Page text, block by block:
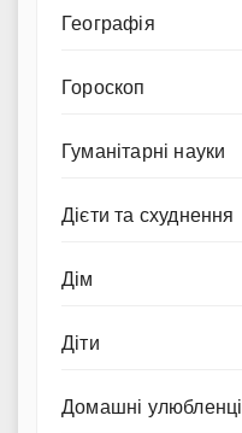
Географія
Гороскоп
Гуманітарні науки
Дієти та схуднення
Дім
Діти
Домашні улюбленці